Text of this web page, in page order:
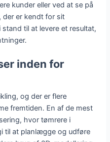
kunder eller ved at se på
der er kendt for sit
til at levere et resultat,
inden for
og der er flere
fremtiden. En af de mest
hvor tømrere i
til at planlægge og udføre